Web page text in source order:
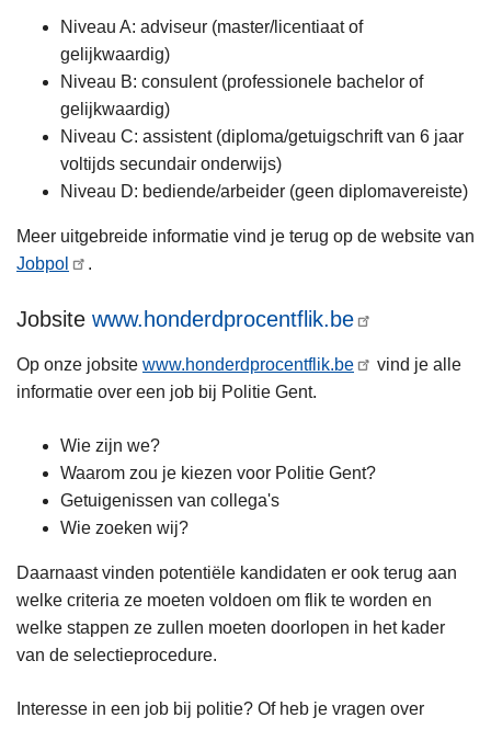
Niveau A: adviseur (master/licentiaat of
gelijkwaardig)
Niveau B: consulent (professionele bachelor of
gelijkwaardig)
Niveau C: assistent (diploma/getuigschrift van 6 jaar
voltijds secundair onderwijs)
Niveau D: bediende/arbeider (geen diplomavereiste)
Meer uitgebreide informatie vind je terug op de website van
Jobpol
.
Jobsite www.honderdprocentflik.be
Op onze jobsite www.honderdprocentflik.be
vind je alle
informatie over een job bij Politie Gent.
Wie zijn we?
Waarom zou je kiezen voor Politie Gent?
Getuigenissen van collega's
Wie zoeken wij?
Daarnaast vinden potentiële kandidaten er ook terug aan
welke criteria ze moeten voldoen om flik te worden en
welke stappen ze zullen moeten doorlopen in het kader
van de selectieprocedure.
Interesse in een job bij politie? Of heb je vragen over